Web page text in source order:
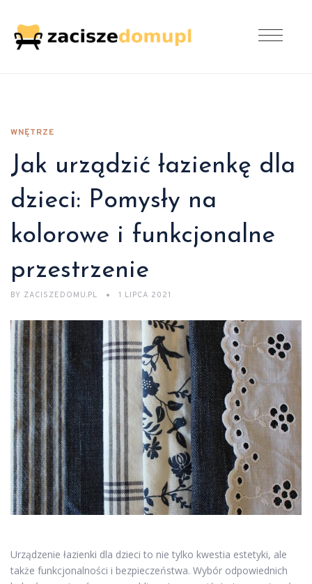
WNĘTRZE
Jak urządzić łazienkę dla
dzieci: Pomysły na
kolorowe i funkcjonalne
przestrzenie
BY ZACISZEDOMU.PL 1 LIPCA 2021
Urządzenie łazienki dla dzieci to nie tylko kwestia estetyki, ale
także funkcjonalności i bezpieczeństwa. Wybór odpowiednich